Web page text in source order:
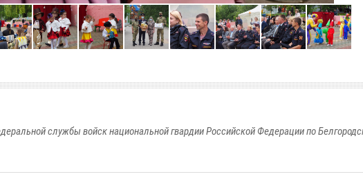
службы войск национальной гвардии Российской Федерации по